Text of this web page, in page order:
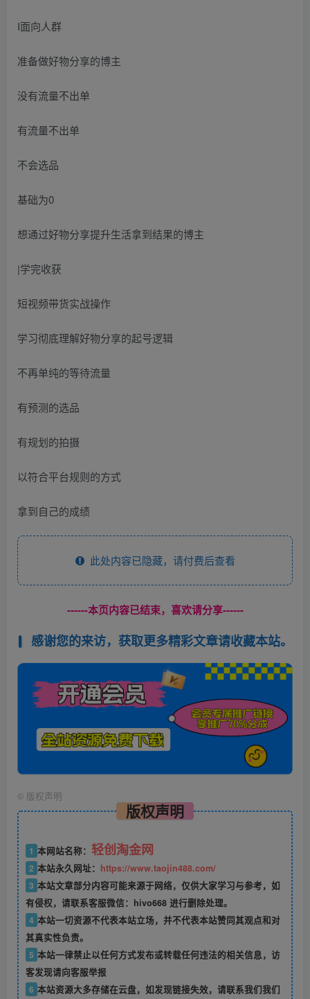
I面向人群
准备做好物分享的博主
没有流量不出单
有流量不出单
不会选品
基础为0
想通过好物分享提升生活拿到结果的博主
|学完收获
短视频带货实战操作
学习彻底理解好物分享的起号逻辑
不再单纯的等待流量
有预测的选品
有规划的拍摄
以符合平台规则的方式
拿到自己的成绩
此处内容已隐藏，请付费后查看
------本页内容已结束，喜欢请分享------
感谢您的来访，获取更多精彩文章请收藏本站。
© 版权声明
版权声明
1 本网站名称： 轻创淘金网
2 本站永久网址： https://www.taojin488.com/
3 本站文章部分内容可能来源于网络，仅供大家学习与参考，如
有侵权，请联系客服微信：hivo668 进行删除处理。
4 本站一切资源不代表本站立场，并不代表本站赞同其观点和对
其真实性负责。
5 本站一律禁止以任何方式发布或转载任何违法的相关信息，访
客发现请向客服举报
6 本站资源大多存储在云盘，如发现链接失效，请联系我们我们